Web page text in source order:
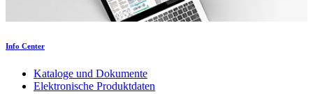
Info Center
Kataloge und Dokumente
Elektronische Produktdaten